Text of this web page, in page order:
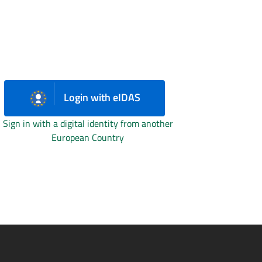
Login with eIDAS
Sign in with a digital identity from another
European Country